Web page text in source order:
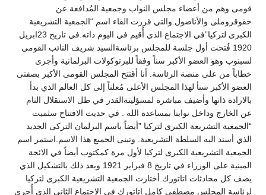
قومى وهم من أعضاء مجلس النواب وجمعية المُدافعة عن
حقوقروملى والأناضول.والتي قررت القاء اسم “الجمعية التشريعية
الكبرى لتركيا”في الاجتماع الذي أُقيم في اليوم ذاته.في تاريخ 23ابريل
1920 فُتحت أول جلسة للمجلس برئاسةالسيد شريف النائب القومى
لسبنوب وهو العضو الأكبر سناً وفقاً للبرتوكولات البرلمانية وأجرى
خطاباً من على منصة الرئاسة. أنا أقتتح المجلس القومى الأكبر بصفتى
العضو الأكبر سنأ لهذا المجلس الأعلى مُعلناً إلى كل العالم الذي بدأ
بالارادة ذاتها وأضيف مباشرة لمسؤليتةالقدر في ظل الاستقلال التام
عن الخارج وداخل نوابنا بمساعدة الله . في حديث الافتتاح سثميت
“الجمعية التشريعة الكبرى لتركيا ”أيضاً باسم البرلمان التركى الجديد
الذي أسند اليه السلطة التشريعية. وتبنى الجميع هذا الاسم.استمر اسم
الجمعية التشريعية الكبرى لتركيا لأول مرة كمكتوب أيضاً في الائحة
المبنية على الوزراء في تاريخ 8 فبرابر 1921 وبعد ذلك بالتشكيل الذي
يصف كل محادثات اتاتورك.أختارت الجمعية التشريعية الكبرى لتركيا
لرئاسة المجلس مصطفى كامل اتاتورك في الاجتماع الثانى الذي أُجرى